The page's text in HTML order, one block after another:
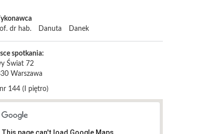
dr hab.
Danuta Danek
spotkania:
Świat 72
Warszawa
144 (I piętro)